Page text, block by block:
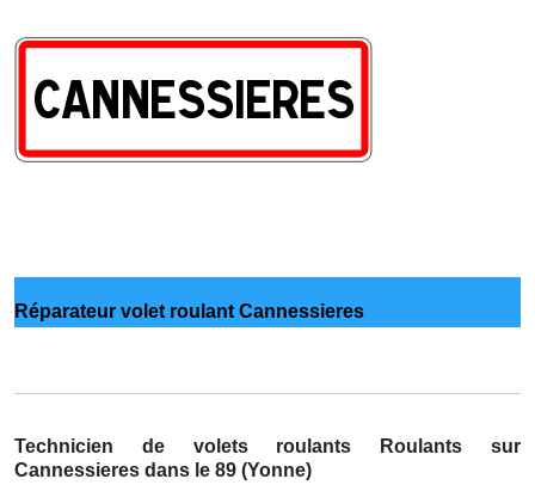
Réparateur volet roulant Cannessieres
Technicien de volets roulants Roulants sur
Cannessieres dans le 89 (Yonne)